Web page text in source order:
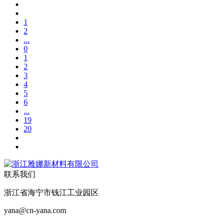
1
2
...
0
1
2
3
4
5
6
...
19
20
联系我们
浙江省海宁市钱江工业园区
yana@cn-yana.com